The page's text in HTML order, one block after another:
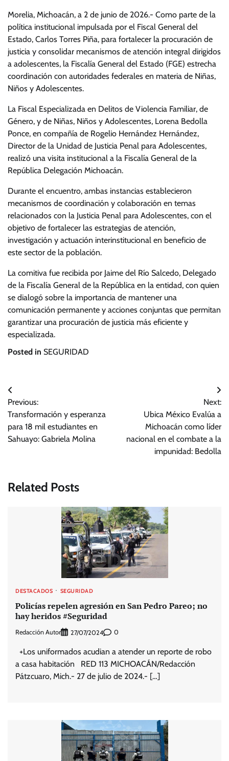
Morelia, Michoacán, a 2 de junio de 2026.- Como parte de la
política institucional impulsada por el Fiscal General del
Estado, Carlos Torres Piña, para fortalecer la procuración de
justicia y consolidar mecanismos de atención integral dirigidos
a adolescentes, la Fiscalía General del Estado (FGE) estrecha
coordinación con autoridades federales en materia de Niñas,
Niños y Adolescentes.
La Fiscal Especializada en Delitos de Violencia Familiar, de
Género, y de Niñas, Niños y Adolescentes, Lorena Bedolla
Ponce, en compañía de Rogelio Hernández Hernández,
Director de la Unidad de Justicia Penal para Adolescentes,
realizó una visita institucional a la Fiscalía General de la
República Delegación Michoacán.
Durante el encuentro, ambas instancias establecieron
mecanismos de coordinación y colaboración en temas
relacionados con la Justicia Penal para Adolescentes, con el
objetivo de fortalecer las estrategias de atención,
investigación y actuación interinstitucional en beneficio de
este sector de la población.
La comitiva fue recibida por Jaime del Río Salcedo, Delegado
de la Fiscalía General de la República en la entidad, con quien
se dialogó sobre la importancia de mantener una
comunicación permanente y acciones conjuntas que permitan
garantizar una procuración de justicia más eficiente y
especializada.
Posted in SEGURIDAD
Navegación
de
entradas
Previous:
Transformación y esperanza
para 18 mil estudiantes en
Sahuayo: Gabriela Molina
Next:
Ubica México Evalúa a
Michoacán como líder
nacional en el combate a la
impunidad: Bedolla
Related Posts
DESTACADOS SEGURIDAD
Policías repelen agresión en San Pedro Pareo; no
hay heridos #Seguridad
Redacción Autor 27/07/2024 0
+Los uniformados acudian a atender un reporte de robo
a casa habitación RED 113 MICHOACÁN/Redacción
Pátzcuaro, Mich.- 27 de julio de 2024.- […]